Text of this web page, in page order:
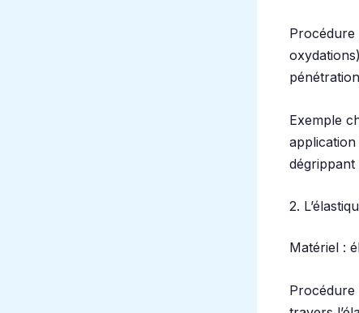
Procédure
Exemple
dégrippant
2.
Matériel :
Procédure